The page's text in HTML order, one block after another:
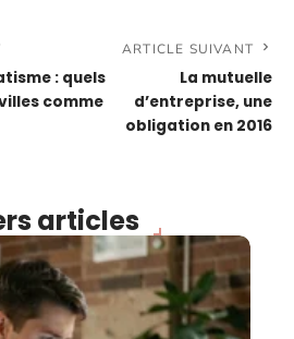
: quels
comme
ARTICLE SUIVANT
La mutuelle
d’entreprise, une
obligation en 2016
articles